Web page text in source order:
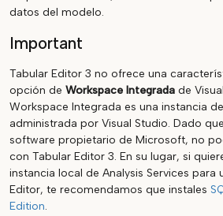
datos del modelo.
Important
Tabular Editor 3 no ofrece una
opción de Workspace Integrada de
Workspace Integrada es una instancia
administrada por Visual Studio. Dado
software propietario de Microsoft, no
con Tabular Editor 3. En su lugar, si
instancia local de Analysis Services para
Editor, te recomendamos que instales
Edition.